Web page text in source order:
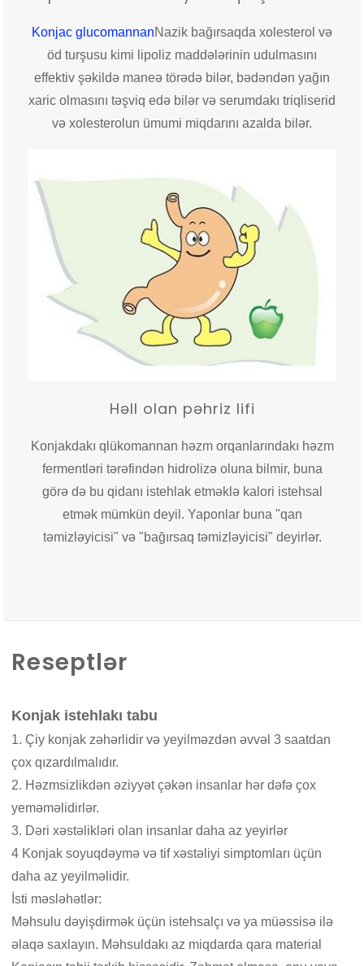
Konjac glucomannanNazik bağırsaqda xolesterol və
öd turşusu kimi lipoliz maddələrinin udulmasını
effektiv şəkildə maneə törədə bilər, bədəndən yağın
xaric olmasını təşviq edə bilər və serumdakı triqliserid
və xolesterolun ümumi miqdarını azalda bilər.
Həll olan pəhriz lifi
Konjakdakı qlükomannan həzm orqanlarındakı həzm
fermentləri tərəfindən hidrolizə oluna bilmir, buna
görə də bu qidanı istehlak etməklə kalori istehsal
etmək mümkün deyil. Yaponlar buna "qan
təmizləyicisi" və "bağırsaq təmizləyicisi" deyirlər.
Reseptlər
Konjak istehlakı tabu
1. Çiy konjak zəhərlidir və yeyilməzdən əvvəl 3 saatdan
çox qızardılmalıdır.
2. Həzmsizlikdən əziyyət çəkən insanlar hər dəfə çox
yeməməlidirlər.
3. Dəri xəstəlikləri olan insanlar daha az yeyirlər
4 Konjak soyuqdəymə və tif xəstəliyi simptomları üçün
daha az yeyilməlidir.
İsti məsləhətlər:
Məhsulu dəyişdirmək üçün istehsalçı və ya müəssisə ilə
əlaqə saxlayın. Məhsuldakı az miqdarda qara material